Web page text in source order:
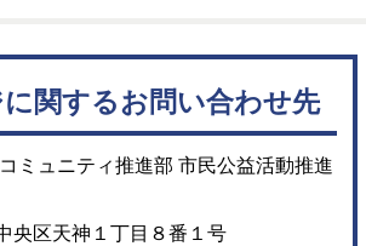
関するお問い合わせ先
ミュニティ推進部 市民公益活動推進
央区天神１丁目８番１号